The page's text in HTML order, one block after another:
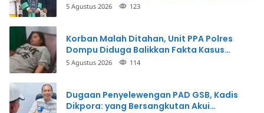
5 Agustus 2026 123
Korban Malah Ditahan, Unit PPA Polres
Dompu Diduga Balikkan Fakta Kasus
Penganiayaan
5 Agustus 2026 114
Dugaan Penyelewengan PAD GSB, Kadis
Dikpora: yang Bersangkutan Akui